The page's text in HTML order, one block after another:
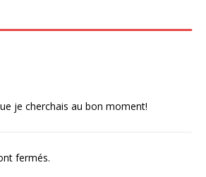
je cherchais au bon moment!
fermés.